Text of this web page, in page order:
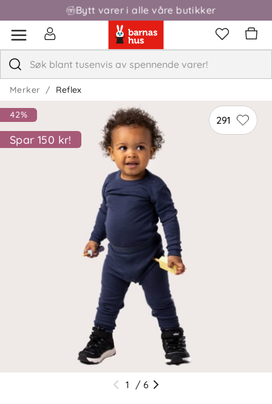
Bytt varer i alle våre butikker
Fri frakt over 1000,-
Merker Reflex
291
42%
Spar 150 kr!
1 / 6